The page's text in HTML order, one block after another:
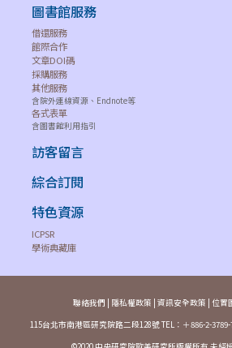
月
旦
知
識
庫
Concentric:
Literary and
Cultural Studies
月
旦
知
庫
Corporate
Management
司
月
旦
知 CTIMES
旦
圖書館服務
借還服務
館際合作
文章DOI碼
採購服務
其他服務
含院外連線資源、Endnote等
各式表單
含圖書館利用指引
訪客留言
綜合訂閱
特色資源
ICPSR
學術典藏庫
聯絡我們 | 隱私權政策 | 資訊安全政策 | 位置
115台北市南港區研究院路二段128號 TEL：＋886-2-3789-